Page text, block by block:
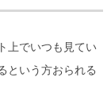
上でいつも見てい
という方おられる